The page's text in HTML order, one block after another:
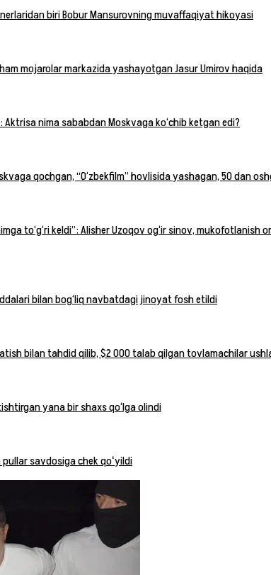
biri Bobur Mansurovning muvaffaqiyat hikoyasi
mojarolar markazida yashayotgan Jasur Umirov haqida
nima sababdan Moskvaga ko‘chib ketgan edi?
qochgan, “O‘zbekfilm” hovlisida yashagan, 50 dan
to‘g‘ri keldi”: Alisher Uzoqov og‘ir sinov, mukofotlanish
bilan bog‘liq navbatdagi jinoyat fosh etildi
bilan tahdid qilib, $2 000 talab qilgan tovlamachilar
yana bir shaxs qo‘lga olindi
savdosiga chek qoʻyildi